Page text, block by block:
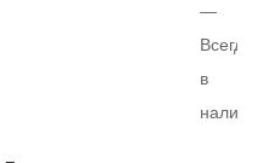
—
Всегда
в